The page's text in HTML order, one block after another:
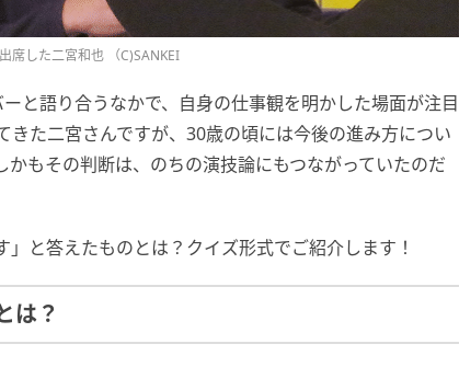
席した二宮和也 （C)SANKEI
と語り合うなかで、自身の仕事観を明かした場面が注目
た二宮さんですが、30歳の頃には今後の進み方につい
もその判断は、のちの演技論にもつながっていたのだ
と答えたものとは？クイズ形式でご紹介します！
は？